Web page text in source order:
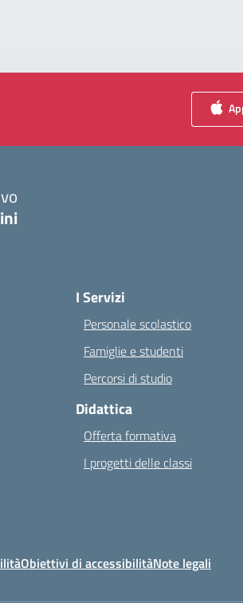
I Servizi
Personale scolastico
Famiglie e studenti
Percorsi di studio
Didattica
Offerta formativa
I progetti delle classi
Obiettivi di accessibilitàNote legali